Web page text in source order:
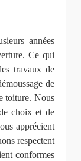
années
Ce qui
travaux de
de
toiture. Nous
choix et de
apprécient
respectent
conformes